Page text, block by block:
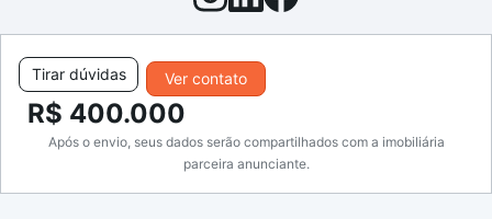
Ver contato
Tirar dúvidas
R$ 400.000
Após o envio, seus dados serão compartilhados com a imobiliária
parceira anunciante.